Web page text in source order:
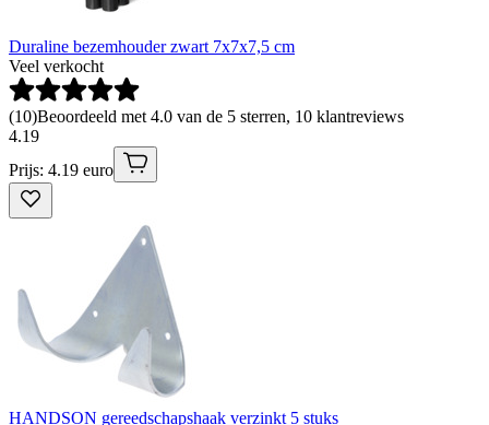
Duraline bezemhouder zwart 7x7x7,5 cm
Veel verkocht
(10)Beoordeeld met 4.0 van de 5 sterren, 10 klantreviews
4.19
Prijs: 4.19 euro
HANDSON gereedschapshaak verzinkt 5 stuks